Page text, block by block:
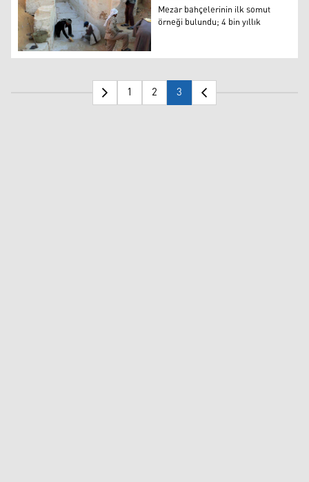
Mezar bahçelerinin ilk somut örneği bulundu; 4 bin yıllık
Mezar bahçelerinin ilk somut
örneği bulundu; 4 bin yıllık
1 2 3